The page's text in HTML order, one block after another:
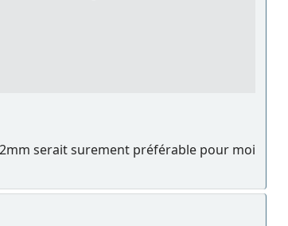
serait surement préférable pour moi